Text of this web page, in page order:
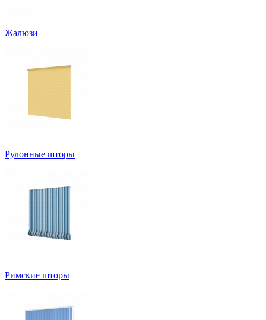
Жалюзи
Рулонные шторы
Римские шторы